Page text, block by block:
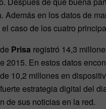
Además en los datos de
caso de los cuatro
Prisa registró 14,3
2015. En estos datos
10,2 millones en
estrategia digital del
de sus noticias en la red.